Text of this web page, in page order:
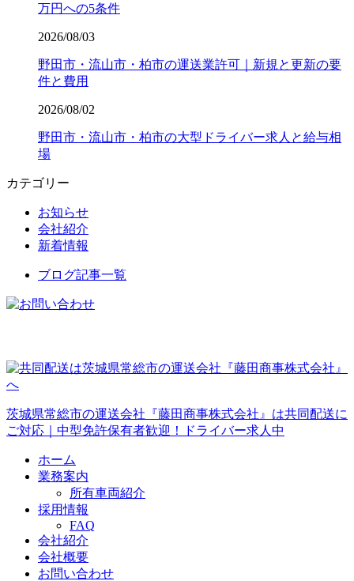
万円への5条件
2026/08/03
野田市・流山市・柏市の運送業許可｜新規と更新の要
件と費用
2026/08/02
野田市・流山市・柏市の大型ドライバー求人と給与相
場
カテゴリー
お知らせ
会社紹介
新着情報
ブログ記事一覧
茨城県常総市の運送会社『藤田商事株式会社』は共同配送に
ご対応｜中型免許保有者歓迎！ドライバー求人中
ホーム
業務案内
所有車両紹介
採用情報
FAQ
会社紹介
会社概要
お問い合わせ